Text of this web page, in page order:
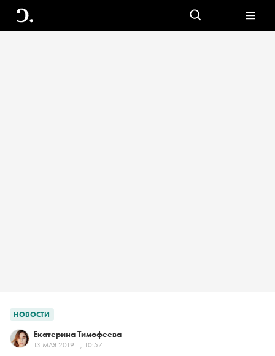
НОВОСТИ
Екатерина Тимофеева
13 МАЯ 2019 Г., 10:57